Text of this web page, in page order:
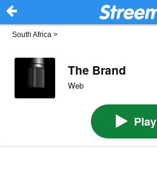
South Africa >
The Brand
Web
Play